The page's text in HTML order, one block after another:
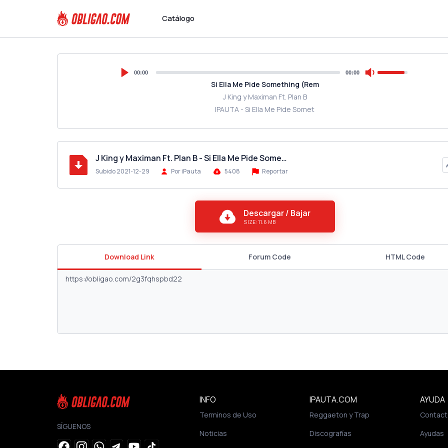
Catálogo
00:00 00:00
Si Ella Me Pide Something (Rem
J King y Maximan Ft. Plan B
IPAUTA - Si Ella Me Pide Somet
J King y Maximan Ft. Plan B - Si Ella Me Pide Some…
Subido 2021-12-29 Por iPauta 5408 Reportar
Descargar / Bajar
SIZE: 11.6 MB
Download Link Forum Code HTML Code
SÍGUENOS
INFO
Terminos de Uso
Noticias
IPAUTA.COM
Reggaeton y Trap
Discografías
AYUDA
Ayudas